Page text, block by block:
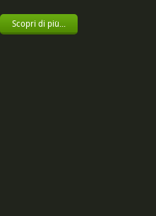
Scopri di più...